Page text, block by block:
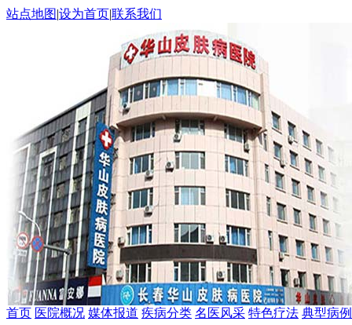
站点地图|设为首页|联系我们
首页 医院概况 媒体报道 疾病分类 名医风采 特色疗法 典型病例